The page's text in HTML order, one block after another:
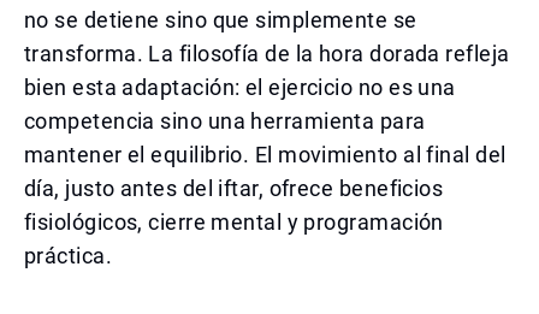
no se detiene sino que simplemente se
transforma. La filosofía de la hora dorada refleja
bien esta adaptación: el ejercicio no es una
competencia sino una herramienta para
mantener el equilibrio. El movimiento al final del
día, justo antes del iftar, ofrece beneficios
fisiológicos, cierre mental y programación
práctica.